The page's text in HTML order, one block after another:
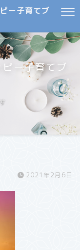
ー子育てブ
ー子育てブ
2021年2月6日